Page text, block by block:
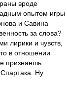
вроде
опытом игры
и Савина
за слова?
лирики и чувств,
в отношении
признаешь
Ну